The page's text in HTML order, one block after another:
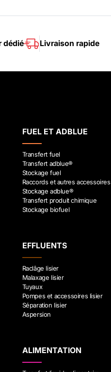
dédié Livraison rapide
FUEL ET ADBLUE
Transfert fuel
Transfert adblue®
Stockage fuel
Raccords et autres accessoires
Stockage adblue®
Transfert produit chimique
Stockage biofuel
EFFLUENTS
Raclâge lisier
Malaxage lisier
Tuyaux
Pompes et accessoires lisier
Séparation lisier
Aspersion
ALIMENTATION